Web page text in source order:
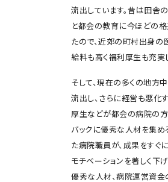
流出しています。昔は田舎
と都会の教育に今ほどの
たので、近郊の町村出身の
給料も高く福利厚生も充実
そして、現在の多くの地方
流出し、さらに経営も悪化
厚生などが都会の病院の方
バックに優秀な人材を集め
た病院職員が、成果をすぐ
モチベーションを著しく下
優秀な人材、病院運営資金